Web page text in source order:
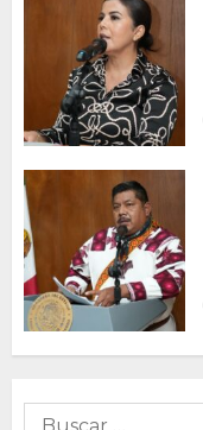
Buscar: